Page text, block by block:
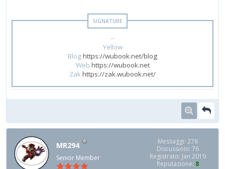
--
Yellow
Bloghttps://wubook.net/blog
Web https://wubook.net
Zakhttps://zak.wubook.net/
MR294
Senior Member
Messaggi: 276
Discussioni: 76
Registrato: Jan 2019
Reputazione: 8